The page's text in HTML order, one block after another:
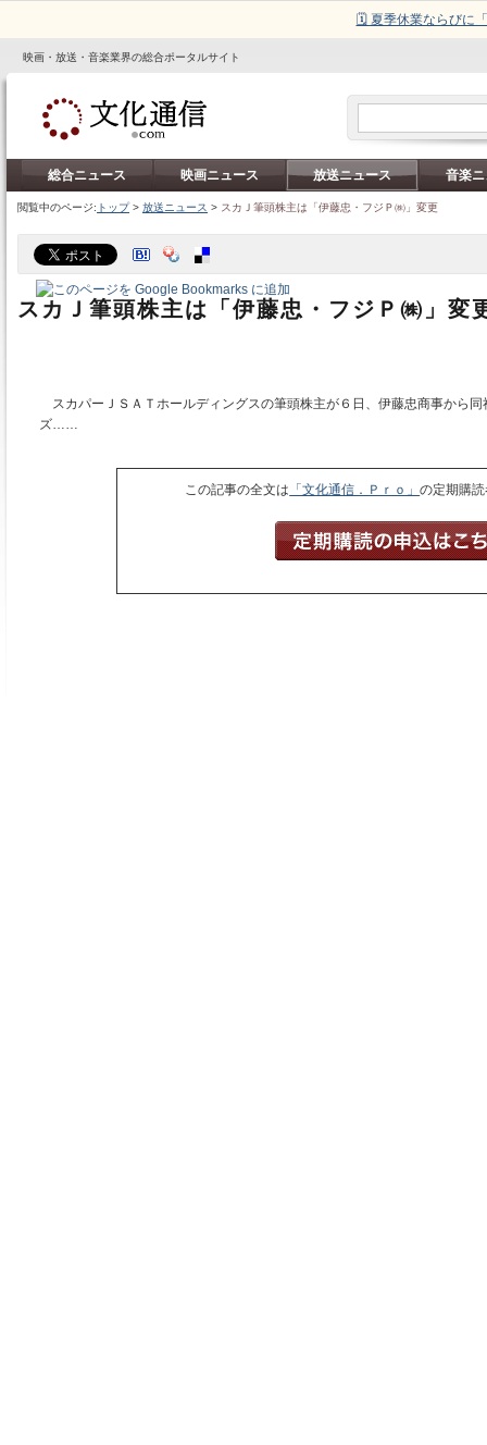
🗓️ 夏季休業ならびに
映画・放送・音楽業界の総合ポータルサイト
総合ニュース 映画ニュース 放送ニュース 音楽
閲覧中のページ: トップ> 放送ニュース > スカＪ筆頭株主は「伊藤忠・フジＰ㈱」変更
スカＪ筆頭株主は「伊藤忠・フジＰ㈱」変
スカパーＪＳＡＴホールディングスの筆頭株主が６日、伊藤忠商事から
ズ……
この記事の全文は 「文化通信．Ｐｒｏ」の定期購